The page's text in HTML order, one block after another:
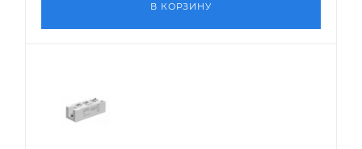
В КОРЗИНУ